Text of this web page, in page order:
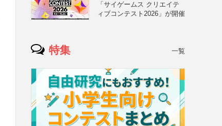
「サイゲームス クリエイテ
ィブコンテスト2026」が開催
特集 一覧